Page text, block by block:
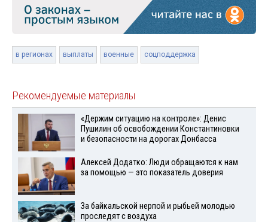
в регионах выплаты военные соцподдержка
Рекомендуемые материалы
«Держим ситуацию на контроле»: Денис
Пушилин об освобождении Константиновки
и безопасности на дорогах Донбасса
Алексей Додатко: Люди обращаются к нам
за помощью — это показатель доверия
За байкальской нерпой и рыбьей молодью
проследят с воздуха